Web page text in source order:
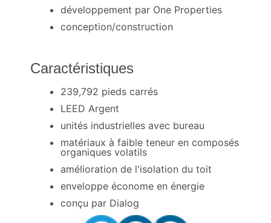
développement par One Properties
conception/construction
Caractéristiques
239,792 pieds carrés
LEED Argent
unités industrielles avec bureau
matériaux à faible teneur en composés
organiques volatils
amélioration de l'isolation du toit
enveloppe économe en énergie
conçu par Dialog